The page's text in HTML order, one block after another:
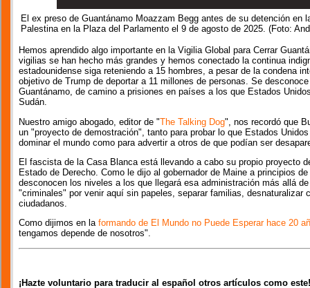
El ex preso de Guantánamo Moazzam Begg antes de su detención en
Palestina en la Plaza del Parlamento el 9 de agosto de 2025. (Foto:
Hemos aprendido algo importante en la Vigilia Global para Cerrar
vigilias se han hecho más grandes y hemos conectado la continua
estadounidense siga reteniendo a 15 hombres, a pesar de la condena
objetivo de Trump de deportar a 11 millones de personas. Se
Guantánamo, de camino a prisiones en países a los que Estados
Sudán.
Nuestro amigo abogado, editor de "The Talking Dog", nos recordó que
un "proyecto de demostración", tanto para probar lo que Estados
dominar el mundo como para advertir a otros de que podían ser
El fascista de la Casa Blanca está llevando a cabo su propio proyecto
Estado de Derecho. Como le dijo al gobernador de Maine a principios
desconocen los niveles a los que llegará esa administración más allá
"criminales" por venir aquí sin papeles, separar familias, desnaturalizar
ciudadanos.
Como dijimos en la formando de El Mundo no Puede Esperar hace 20
tengamos depende de nosotros".
¡Hazte voluntario para traducir al español otros artículos como